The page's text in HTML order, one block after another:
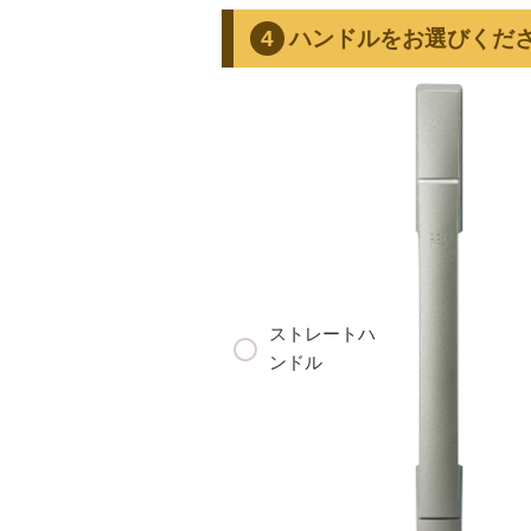
ハンドルをお選びくだ
ストレートハ
ンドル